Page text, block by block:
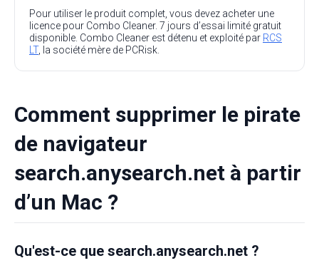
Pour utiliser le produit complet, vous devez acheter une
licence pour Combo Cleaner. 7 jours d’essai limité gratuit
disponible. Combo Cleaner est détenu et exploité par RCS
LT, la société mère de PCRisk.
Comment supprimer le pirate
de navigateur
search.anysearch.net à partir
d’un Mac ?
Qu'est-ce que search.anysearch.net ?